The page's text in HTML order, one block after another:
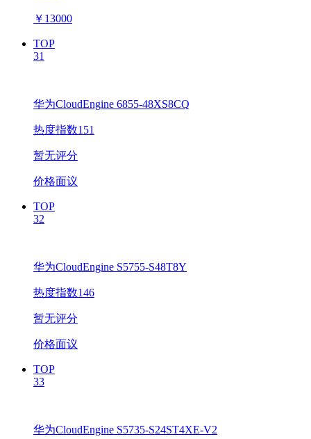
￥ 13000
TOP
31
华为CloudEngine 6855-48XS8CQ
热度指数151
暂无评分
价格面议
TOP
32
华为CloudEngine S5755-S48T8Y
热度指数146
暂无评分
价格面议
TOP
33
华为CloudEngine S5735-S24ST4XE-V2